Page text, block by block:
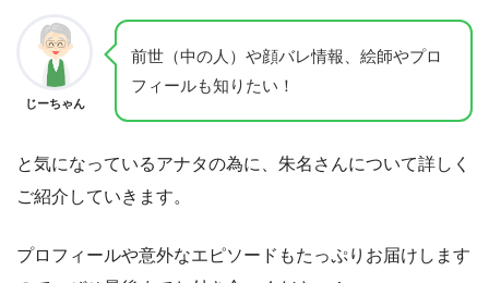
じーちゃん
前世（中の人）や顔バレ情報、絵師やプロ
フィールも知りたい！
と気になっているアナタの為に、朱名さんについて詳しく
ご紹介していきます。
プロフィールや意外なエピソードもたっぷりお届けします